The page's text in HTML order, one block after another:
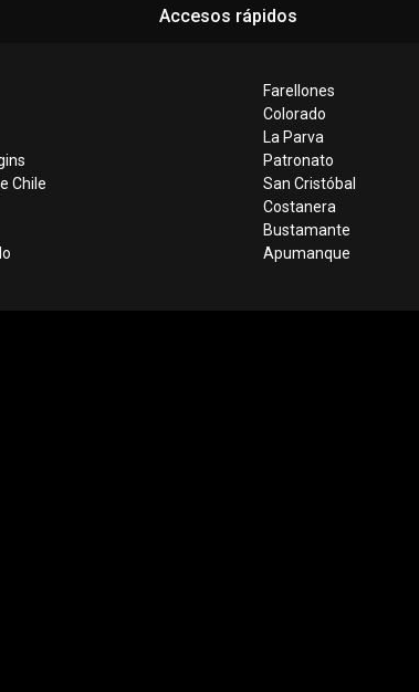
Accesos rápidos
Chile
Farellones
Colorado
La Parva
Patronato
San Cristóbal
Costanera
Bustamante
Apumanque